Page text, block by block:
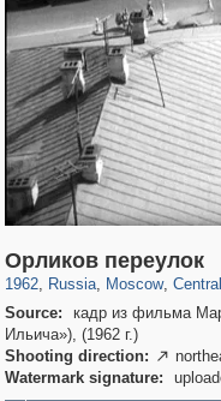
Орликов переулок
1962, Russia
1,407,348 29,248
, Moscow
319,882 8,286
,
160,021
Source:
кадр из фильма
Ильича»), (1962 г.)
Shooting direction: 
Watermark signature: